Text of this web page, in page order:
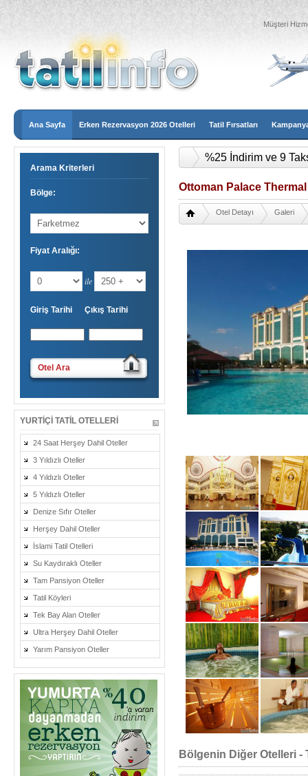
Müşteri
Ana Sayfa Erken Rezervasyon 2026 Otelleri Tatil Fırsatları
Arama Kriterleri
Bölge:
Fiyat Aralığı:
ile
Giriş Tarihi Çıkış Tarihi
Otel Ara
YURTIÇI TATIL OTELLERI
24 Saat Herşey Dahil Oteller
3 Yıldızlı Oteller
4 Yıldızlı Oteller
5 Yıldızlı Oteller
Denize Sıfır Oteller
Herşey Dahil Oteller
İslami Tatil Otelleri
Su Kaydıraklı Oteller
Tam Pansiyon Oteller
Tatil Köyleri
Tek Bay Alan Oteller
Ultra Herşey Dahil Oteller
Yarım Pansiyon Oteller
%25 İndirim ve 9
Ottoman Palace
Otel Detayı Galeri
Bölgenin Diğer Otelleri -